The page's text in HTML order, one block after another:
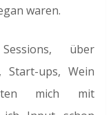
waren.
über
Start-ups, Wein
mich mit